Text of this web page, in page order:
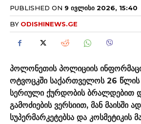
PUBLISHED ON 9 ᲘᲕᲚᲘᲡᲘ 2026, 15:40
BY ODISHINEWS.GE
პოლონეთის პოლიციის
ოტვოცკში საქართველოს 26
სერიული ქურდობის ბრალდებით
გამოძიების ვერსიით, მან მაისში
სუპერმარკეტებსა და კოსმეტიკის